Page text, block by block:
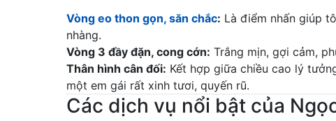
Vòng eo thon gọn, săn chắc: Là điểm nhấn giúp
nhàng.
Vòng 3 đầy đặn, cong cớn: Trắng mịn, gợi cảm,
Thân hình cân đối: Kết hợp giữa chiều cao lý
một em gái rất xinh tươi, quyến rũ.
Các dịch vụ nổi bật của